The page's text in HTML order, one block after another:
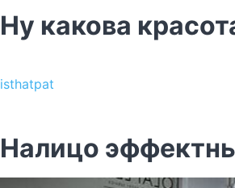
Ну какова
isthatpat
Налицо